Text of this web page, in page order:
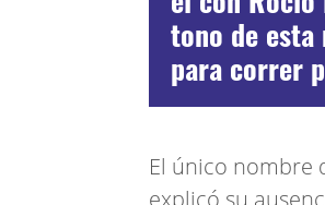
tono de esta
para correr
El único nombre